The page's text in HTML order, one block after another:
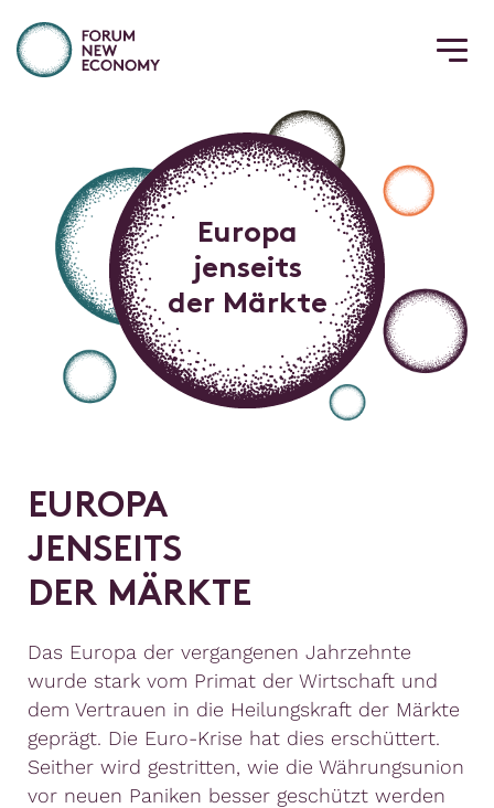
Europa
jenseits
der Märkte
EUROPA
JENSEITS
DER MÄRKTE
Das Europa der vergangenen Jahrzehnte
wurde stark vom Primat der Wirtschaft und
dem Vertrauen in die Heilungskraft der Märkte
geprägt. Die Euro-Krise hat dies erschüttert.
Seither wird gestritten, wie die Währungsunion
vor neuen Paniken besser geschützt werden